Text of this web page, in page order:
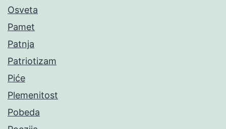
Osveta
Pamet
Patnja
Patriotizam
Piće
Plemenitost
Pobeda